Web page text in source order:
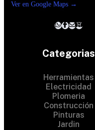
Ver en Google Maps →
Categorias
Herramientas
Electricidad
Plomeria
Construcción
Pinturas
Jardin